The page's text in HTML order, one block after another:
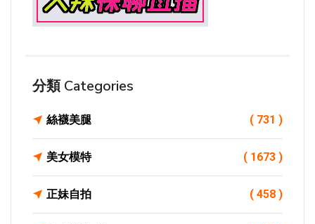
分類 Categories
絲襪美腿 ( 731 )
美女模特 ( 1673 )
正妹自拍 ( 458 )